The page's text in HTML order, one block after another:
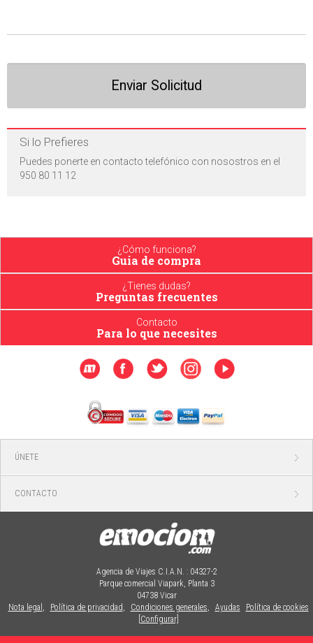
Si lo Prefieres
Puedes ponerte en contacto telefónico con nosostros en el
950 80 11 12
¿Cómo funciona?
Guia de compra
¿Tienes dudas?
Preguntas frecuentes
Contacto
Para lo que necesites
ÚNETE
CONTACTO
Agencia de Viajes C.I.A.N. : 04327-2
Parque comercial Viapark, Planta 3
04738 Vicar
Nota legal , Política de privacidad, Condiciones generales, Ayudas
Política de cookies
[Configurar]